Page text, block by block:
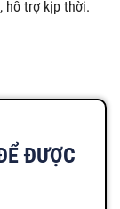
hỗ trợ kịp thời.
ĐƯỢC